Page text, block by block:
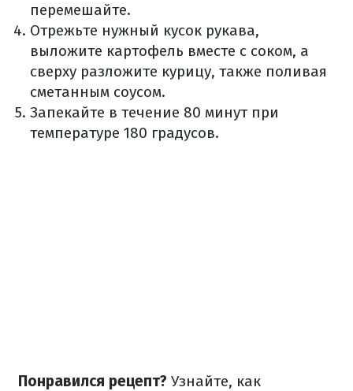
перемешайте.
Отрежьте нужный кусок рукава,
выложите картофель вместе с соком, а
сверху разложите курицу, также поливая
сметанным соусом.
Запекайте в течение 80 минут при
температуре 180 градусов.
Понравился рецепт? Узнайте, как